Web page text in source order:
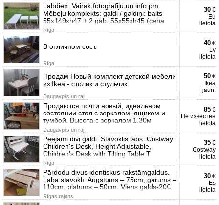
Labdien. Vairāk fotogrāfiju un info pm.
Mēbeļu komplekts: galdi / galdiņi: balts
55x149xh47 + 2 gab. 55x55xh45 (cena
Rīga
30 €
Eu
lietota
В отличном сост.
Rīga
40 €
Lv
lietota
Продам Новый комплект детской мебели
из Ikea - столик и стульчик.
Daugavpils un raj.
50 €
Ikea
jaun.
Продаются почти новый, идеальном
состоянии стол с зеркалом, ящиком и
тумбой. Высота с зеркалом 1.30м
Daugavpils un raj.
85 €
Не известен
lietota
Peejami divi galdi. Stavoklis labs. Costway
Children's Desk, Height Adjustable,
Children's Desk with Tilting Table T
Rīga
35 €
Costway
lietota
Pārdodu divus identiskus rakstāmgaldus.
Laba stāvoklī. Augstums – 75cm, garums –
110cm, platums – 50cm. Viens galds-20€.
Rīgas rajons
30 €
Es
lietota